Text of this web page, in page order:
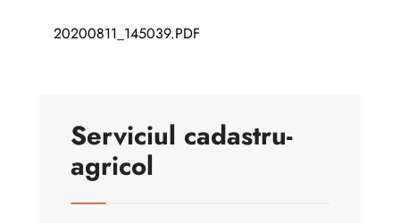
20200811_145039.PDF
Serviciul cadastru-
agricol